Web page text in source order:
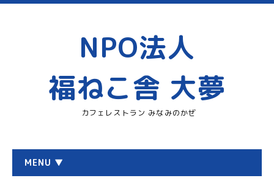
NPO法人
福ねこ舎 大夢
カフェレストラン みなみのかぜ
MENU ▼